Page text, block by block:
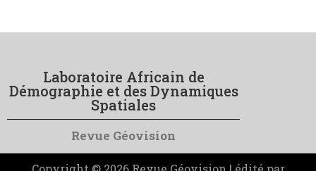
Laboratoire Africain de
Démographie et des Dynamiques
Spatiales
Revue Géovision